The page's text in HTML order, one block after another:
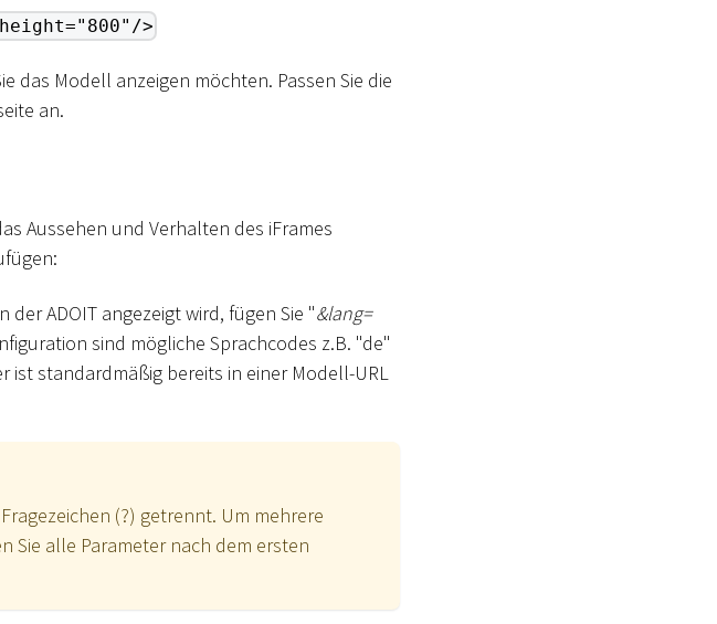
>
das Modell anzeigen möchten. Passen Sie die
an.
Aussehen und Verhalten des iFrames
der ADOIT angezeigt wird, fügen Sie "&lang=
sind mögliche Sprachcodes z.B. "de"
ist standardmäßig bereits in einer Modell-URL
(?) getrennt. Um mehrere
Sie alle Parameter nach dem ersten